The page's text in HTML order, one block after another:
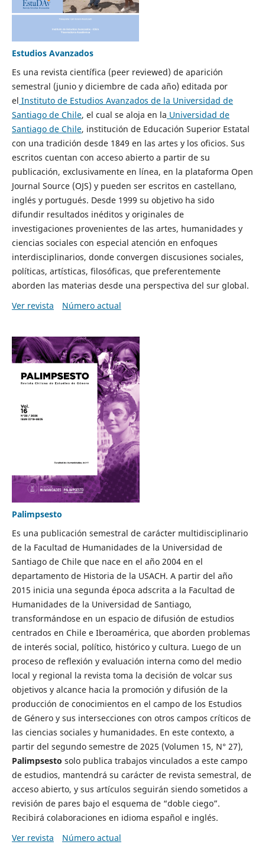
Estudios Avanzados
Es una revista científica (peer reviewed) de aparición
semestral (junio y diciembre de cada año) editada por
el Instituto de Estudios Avanzados de la Universidad de
Santiago de Chile, el cual se aloja en la Universidad de
Santiago de Chile, institución de Educación Superior Estatal
con una tradición desde 1849 en las artes y los oficios. Sus
escritos cuentan con acceso abierto a partir de su
publicación, exclusivamente en línea, en la plataforma Open
Journal Source (OJS) y pueden ser escritos en castellano,
inglés y portugués. Desde 1999 su objetivo ha sido
difundir resultados inéditos y originales de
investigaciones provenientes de las artes, humanidades y
ciencias sociales con especial atención en enfoques
interdisciplinarios, donde convergen discusiones sociales,
políticas, artísticas, filosóficas, que preferentemente
aborden las materias desde una perspectiva del sur global.
Ver revista
Número actual
Palimpsesto
Es una publicación semestral de carácter multidisciplinario
de la Facultad de Humanidades de la Universidad de
Santiago de Chile que nace en el año 2004 en el
departamento de Historia de la USACH. A partir del año
2015 inicia una segunda época adscrita a la Facultad de
Humanidades de la Universidad de Santiago,
transformándose en un espacio de difusión de estudios
centrados en Chile e Iberoamérica, que aborden problemas
de interés social, político, histórico y cultura. Luego de un
proceso de reflexión y evaluación interna como del medio
local y regional la revista toma la decisión de volcar sus
objetivos y alcance hacia la promoción y difusión de la
producción de conocimientos en el campo de los Estudios
de Género y sus intersecciones con otros campos críticos de
las ciencias sociales y humanidades. En este contexto, a
partir del segundo semestre de 2025 (Volumen 15, N° 27),
Palimpsesto solo publica trabajos vinculados a este campo
de estudios, mantendrá su carácter de revista semestral, de
acceso abierto, y sus artículos seguirán siendo sometidos a
revisión de pares bajo el esquema de “doble ciego”.
Recibirá colaboraciones en idioma español e inglés.
Ver revista
Número actual